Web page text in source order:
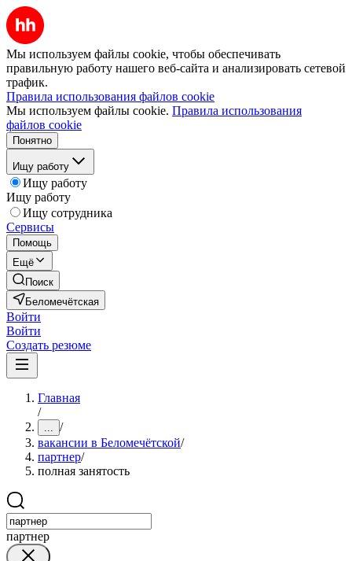
Мы используем файлы cookie, чтобы обеспечивать
правильную работу нашего веб-сайта и анализировать сетевой
трафик.
Правила использования файлов cookie
Мы используем файлы cookie. Правила использования
файлов cookie
Понятно
Ищу работу
Ищу работу
Ищу работу
Ищу сотрудника
Сервисы
Помощь
Ещё
Поиск
Беломечётская
Войти
Войти
Создать резюме
Главная
/
... /
вакансии в Беломечётской/
партнер/
полная занятость
партнер